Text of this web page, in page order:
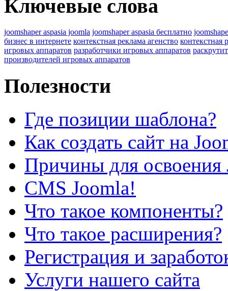
Ключевые слова
joomshaper aspasia joomla joomshaper aspasia бесплатно
бизнес в интернете контекстная реклама агенство контекстная
игровых аппаратов разработчики игровых аппаратов
производителей игровых аппаратов
Полезности
Где позиции шаблона?
Как создать сайт на
Причины для освоения
CMS Joomla!
Что такое компоненты?
Что такое расширения?
Регистрация и
Услуги нашего сайта